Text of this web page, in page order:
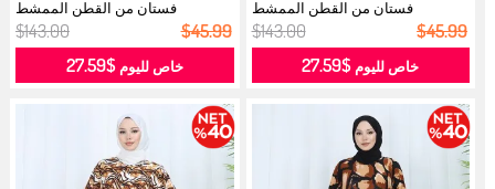
فستان من القطن الممشط
المنقوش 2135B...$143.00 $45.99
خاص لليوم $27.59
فستان من القطن الممشط
المنقوش 2135-...$143.00 $45.99
خاص لليوم$27.59